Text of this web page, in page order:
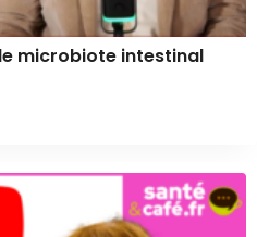
microbiote intestinal